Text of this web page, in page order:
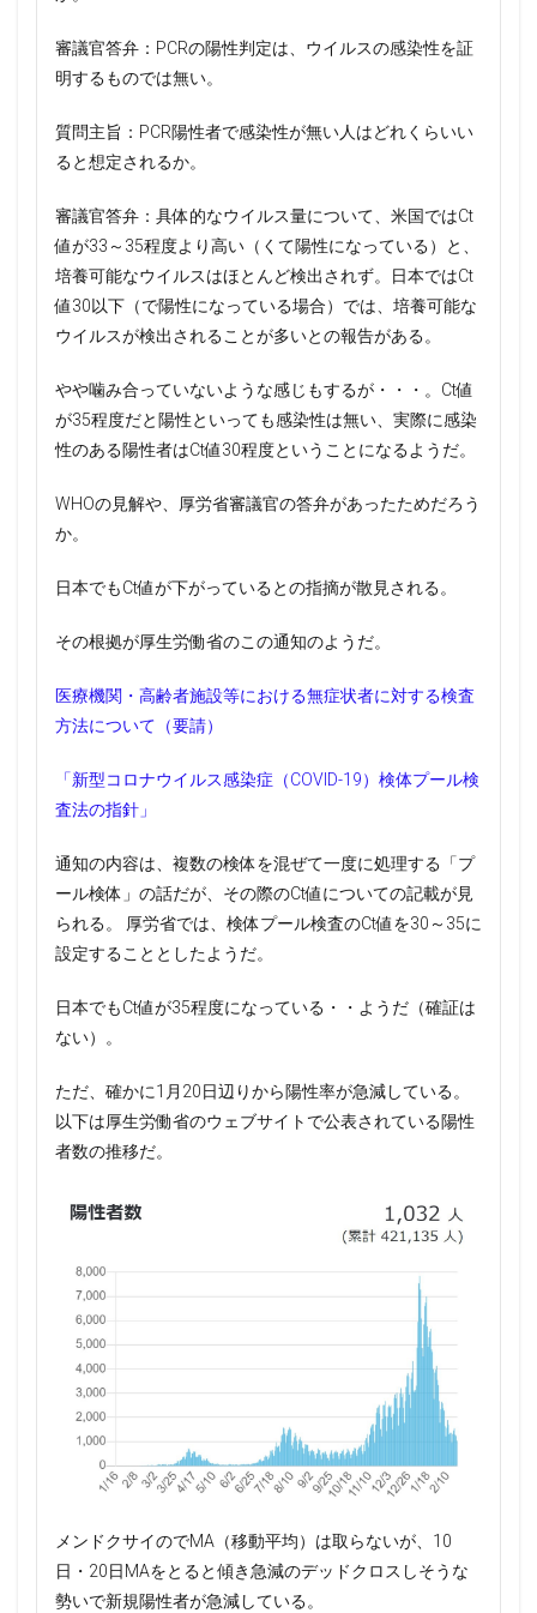
審議官答弁：PCRの陽性判定は、ウイルスの感染性を証
明するものでは無い。
質問主旨：PCR陽性者で感染性が無い人はどれくらいい
ると想定されるか。
審議官答弁：具体的なウイルス量について、米国ではCt
値が33～35程度より高い（くて陽性になっている）と、
培養可能なウイルスはほとんど検出されず。日本ではCt
値30以下（で陽性になっている場合）では、培養可能な
ウイルスが検出されることが多いとの報告がある。
やや噛み合っていないような感じもするが・・・。Ct値
が35程度だと陽性といっても感染性は無い、実際に感染
性のある陽性者はCt値30程度ということになるようだ。
WHOの見解や、厚労省審議官の答弁があったためだろう
か。
日本でもCt値が下がっているとの指摘が散見される。
その根拠が厚生労働省のこの通知のようだ。
医療機関・高齢者施設等における無症状者に対する検査
方法について（要請）
「新型コロナウイルス感染症（COVID-19）検体プール検
査法の指針」
通知の内容は、複数の検体を混ぜて一度に処理する「プ
ール検体」の話だが、その際のCt値についての記載が見
られる。 厚労省では、検体プール検査のCt値を30～35に
設定することとしたようだ。
日本でもCt値が35程度になっている・・ようだ（確証は
ない）。
ただ、確かに1月20日辺りから陽性率が急減している。
以下は厚生労働省のウェブサイトで公表されている陽性
者数の推移だ。
メンドクサイのでMA（移動平均）は取らないが、10
日・20日MAをとると傾き急減のデッドクロスしそうな
勢いで新規陽性者が急減している。